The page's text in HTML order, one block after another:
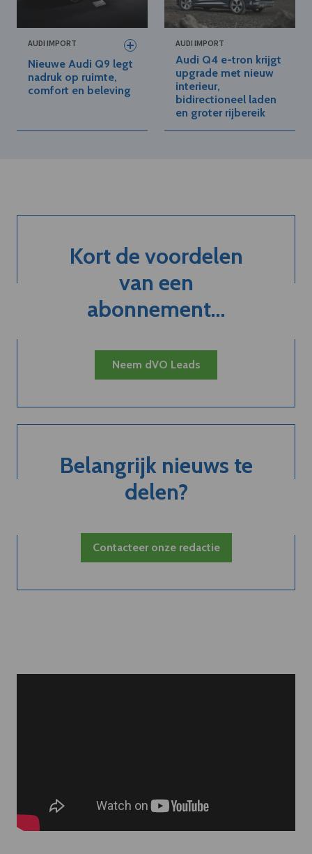
AUDI IMPORT
Nieuwe Audi Q9 legt
nadruk op ruimte,
comfort en beleving
AUDI IMPORT
Audi Q4 e-tron krijgt
upgrade met nieuw
interieur,
bidirectioneel laden
en groter rijbereik
Kort de voordelen
van een
abonnement...
Neem dVO Leads
Belangrijk nieuws te
delen?
Contacteer onze redactie